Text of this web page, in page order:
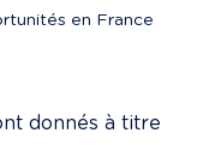
en France
donnés à titre